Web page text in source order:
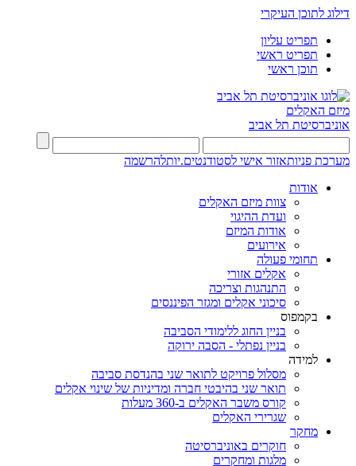
דילוג לתוכן העיקרי
תפריט עליון
תפריט ראשי
תוכן ראשי
מיזם האקלים
אוניברסיטת תל אביב
מערכת פניותאזור אישי לסטודנטים.יותלהרשמה
אודות
צוות מיזם האקלים
ועדת ההיגוי
אודות המיזם
אירועים
תחומי פעולה
אקלים אזורי
התנהגות וצריכה
סיכוני אקלים ומגזר הפיננסים
בקמפוס
בניין החוג ללימודי הסביבה
בניין נפתלי - הסבה ירוקה
למידה
מסלול פרויקט לתואר שני בהנדסת סביבה
תואר שני בהיבטי חברה ומדיניות של שינוי אקלים
קורס משבר האקלים ב-360 מעלות
שגרירי האקלים
מחקר
חוקרים באוניברסיטה
מלגות ומחקרים